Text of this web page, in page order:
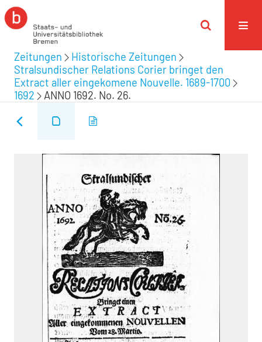
Zeitungen
Historische Zeitungen
Stralsundischer Relations Corier bringet den
Extract aller eingekomene Nouvelle. 1689-1700
1692
ANNO 1692. No. 26.